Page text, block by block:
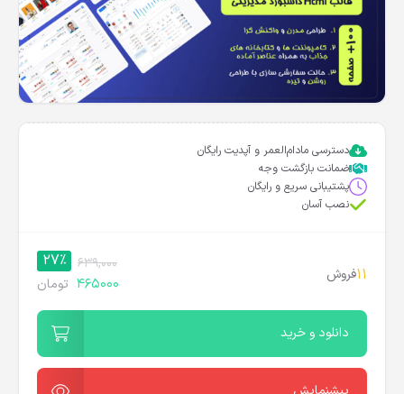
دسترسی مادام‌العمر و آپدیت رایگان
ضمانت بازگشت وجه
پشتیبانی سریع و رایگان
نصب آسان
11فروش
639,000
27%
465000 تومان
دانلود و خرید